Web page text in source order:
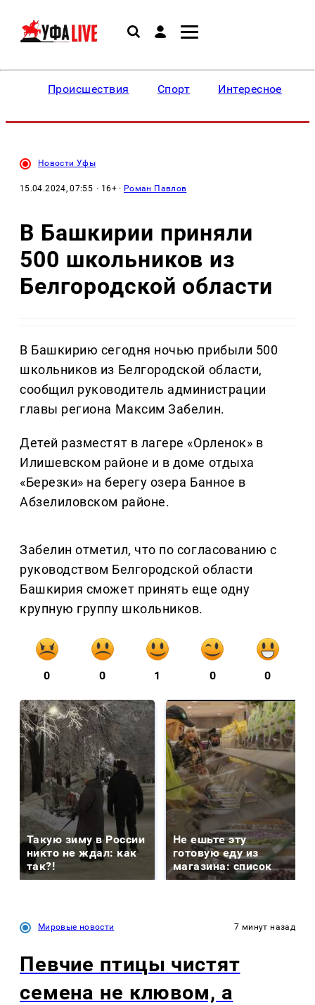
Происшествия Спорт Интересное
Новости Уфы
15.04.2024, 07:55 · 16+ · Роман Павлов
В Башкирии приняли
500 школьников из
Белгородской области
В Башкирию сегодня ночью прибыли 500
школьников из Белгородской области,
сообщил руководитель администрации
главы региона Максим Забелин.
Детей разместят в лагере «Орленок» в
Илишевском районе и в доме отдыха
«Березки» на берегу озера Банное в
Абзелиловском районе.
Забелин отметил, что по согласованию с
руководством Белгородской области
Башкирия сможет принять еще одну
крупную группу школьников.
0 0 1 0 0
Такую зиму в России
никто не ждал: как
так?!
Не ешьте эту
готовую еду из
магазина: список
Мировые новости 7 минут назад
Певчие птицы чистят
семена не клювом, а